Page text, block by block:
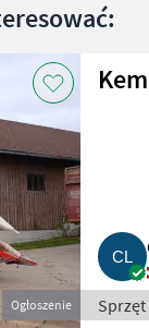
Ogłoszenie